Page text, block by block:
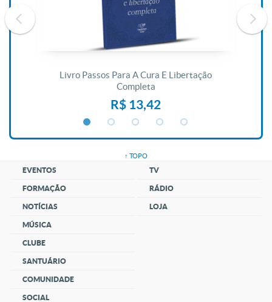
Livro Passos Para A Cura E Libertação
Completa
R$ 13,42
↑ TOPO
EVENTOS
FORMAÇÃO
NOTÍCIAS
MÚSICA
CLUBE
SANTUÁRIO
COMUNIDADE
SOCIAL
TV
RÁDIO
LOJA